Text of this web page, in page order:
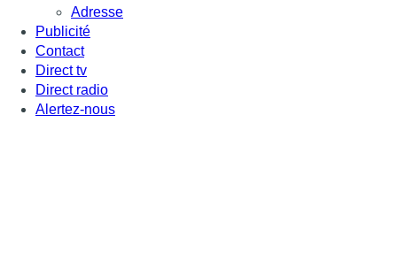
Adresse
Publicité
Contact
Direct tv
Direct radio
Alertez-nous